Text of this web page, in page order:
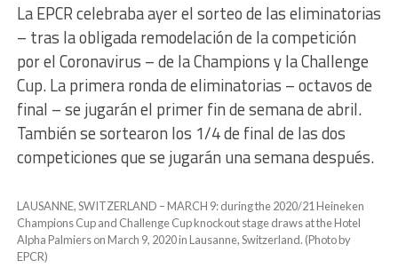
La EPCR celebraba ayer el sorteo de las eliminatorias
– tras la obligada remodelación de la competición
por el Coronavirus – de la Champions y la Challenge
Cup. La primera ronda de eliminatorias – octavos de
final – se jugarán el primer fin de semana de abril.
También se sortearon los 1/4 de final de las dos
competiciones que se jugarán una semana después.
LAUSANNE, SWITZERLAND – MARCH 9: during the 2020/21 Heineken
Champions Cup and Challenge Cup knockout stage draws at the Hotel
Alpha Palmiers on March 9, 2020 in Lausanne, Switzerland. (Photo by
EPCR)